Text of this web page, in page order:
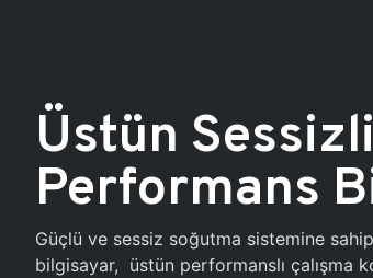
Üstün
Performans
Güçlü ve sessiz soğutma sistemine
bilgisayar, üstün performanslı çalışma